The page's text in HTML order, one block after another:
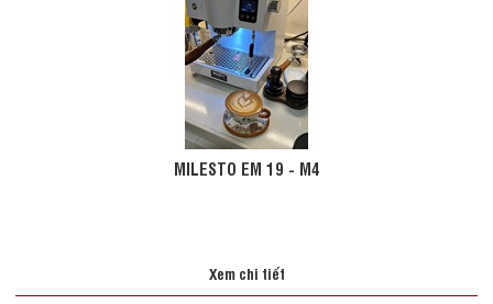
MILESTO EM 19 - M4
Xem chi tiết